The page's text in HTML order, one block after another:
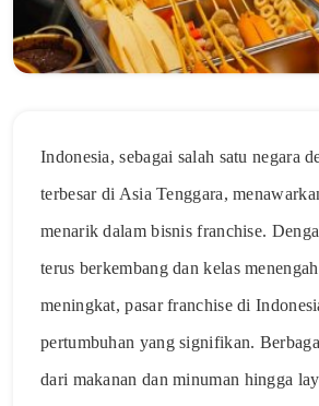
Indonesia, sebagai salah satu negara
terbesar di Asia Tenggara,
menarik dalam bisnis franchise.
terus berkembang dan kelas
meningkat, pasar franchise di
pertumbuhan yang signifikan.
dari makanan dan minuman hingga